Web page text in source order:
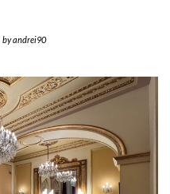
byandrei90